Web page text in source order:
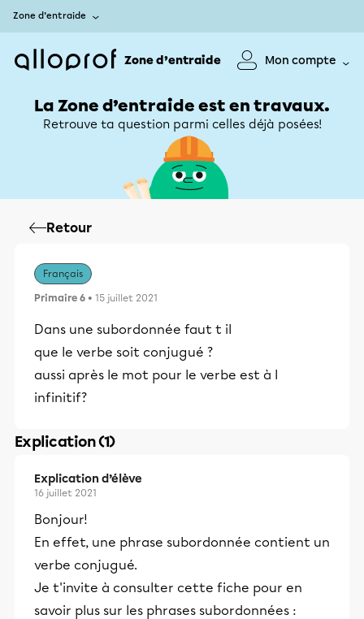
Zone d’entraide
Zone d’entraide Mon compte
La Zone d’entraide est en travaux.
Retrouve ta question parmi celles déjà posées!
Retour
Français
Primaire 6 • 15 juillet 2021
Dans une subordonnée faut t il
que le verbe soit conjugué ?
aussi après le mot pour le verbe est à l
infinitif?
Explication (1)
Explication d’élève
16 juillet 2021
Bonjour!
En effet, une phrase subordonnée contient un
verbe conjugué.
Je t'invite à consulter cette fiche pour en
savoir plus sur les phrases subordonnées :